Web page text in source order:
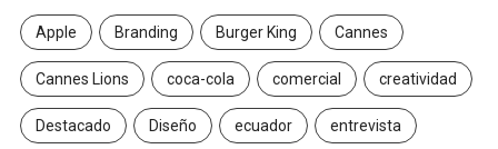
Apple Branding Burger King Cannes
Cannes Lions coca-cola comercial creatividad
Destacado Diseño ecuador entrevista